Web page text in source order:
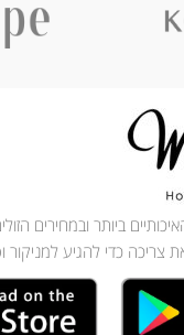
ביותר ובמחירים
כדי להגיע למניקור